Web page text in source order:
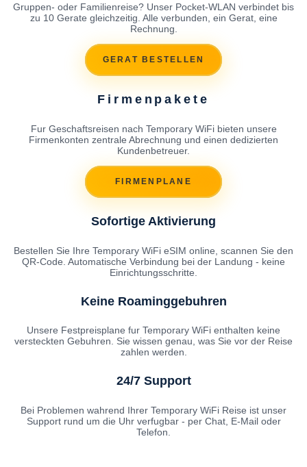
Gruppen- oder Familienreise? Unser Pocket-WLAN verbindet bis
zu 10 Gerate gleichzeitig. Alle verbunden, ein Gerat, eine
Rechnung.
GERAT BESTELLEN
Firmenpakete
Fur Geschaftsreisen nach Temporary WiFi bieten unsere
Firmenkonten zentrale Abrechnung und einen dedizierten
Kundenbetreuer.
FIRMENPLANE
Sofortige Aktivierung
Bestellen Sie Ihre Temporary WiFi eSIM online, scannen Sie den
QR-Code. Automatische Verbindung bei der Landung - keine
Einrichtungsschritte.
Keine Roaminggebuhren
Unsere Festpreisplane fur Temporary WiFi enthalten keine
versteckten Gebuhren. Sie wissen genau, was Sie vor der Reise
zahlen werden.
24/7 Support
Bei Problemen wahrend Ihrer Temporary WiFi Reise ist unser
Support rund um die Uhr verfugbar - per Chat, E-Mail oder
Telefon.